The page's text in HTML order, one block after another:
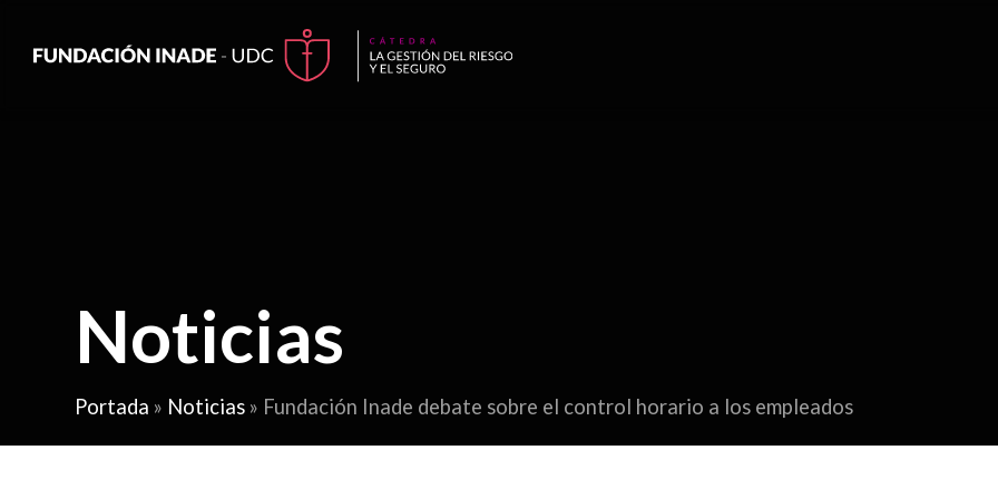
Noticias
Portada » Noticias » Fundación Inade debate sobre el control horario a los empleados